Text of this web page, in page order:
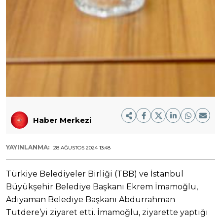
Haber Merkezi
YAYINLANMA: 28 AĞUSTOS 2024 13:48
Türkiye Belediyeler Birliği (TBB) ve İstanbul
Büyükşehir Belediye Başkanı Ekrem İmamoğlu,
Adıyaman Belediye Başkanı Abdurrahman
Tutdere’yi ziyaret etti. İmamoğlu, ziyarette yaptığı